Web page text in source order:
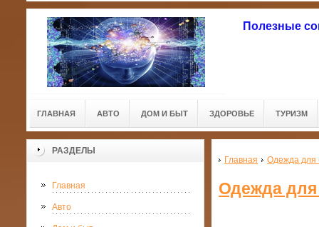
Полезные
ГЛАВНАЯ АВТО ДОМ И БЫТ ЗДОРОВЬЕ ТУРИЗМ
РАЗДЕЛЫ
Главная
Авто
Главная Одежда для
Одежда